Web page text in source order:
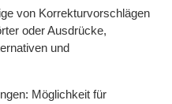
von Korrekturvorschlägen
oder Ausdrücke,
und
Möglichkeit für